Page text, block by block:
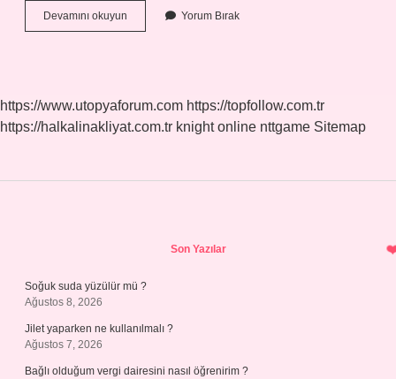
Devamını okuyun
Düzeni
Yorum Bırak
https://www.utopyaforum.com https://topfollow.com.tr
https://halkalinakliyat.com.tr knight online nttgame Sitemap
Son Yazılar
Soğuk suda yüzülür mü ?
Ağustos 8, 2026
Jilet yaparken ne kullanılmalı ?
Ağustos 7, 2026
Bağlı olduğum vergi dairesini nasıl öğrenirim ?